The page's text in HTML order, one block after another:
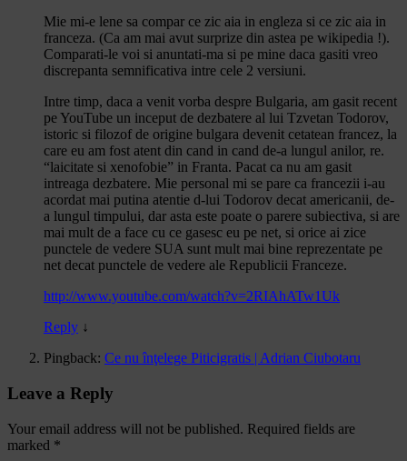
Mie mi-e lene sa compar ce zic aia in engleza si ce zic aia in
franceza. (Ca am mai avut surprize din astea pe wikipedia !).
Comparati-le voi si anuntati-ma si pe mine daca gasiti vreo
discrepanta semnificativa intre cele 2 versiuni.
Intre timp, daca a venit vorba despre Bulgaria, am gasit recent
pe YouTube un inceput de dezbatere al lui Tzvetan Todorov,
istoric si filozof de origine bulgara devenit cetatean francez, la
care eu am fost atent din cand in cand de-a lungul anilor, re.
“laicitate si xenofobie” in Franta. Pacat ca nu am gasit
intreaga dezbatere. Mie personal mi se pare ca francezii i-au
acordat mai putina atentie d-lui Todorov decat americanii, de-
a lungul timpului, dar asta este poate o parere subiectiva, si are
mai mult de a face cu ce gasesc eu pe net, si orice ai zice
punctele de vedere SUA sunt mult mai bine reprezentate pe
net decat punctele de vedere ale Republicii Franceze.
http://www.youtube.com/watch?v=2RIAhATw1Uk
Reply ↓
Pingback: Ce nu înţelege Piticigratis | Adrian Ciubotaru
Leave a Reply
Your email address will not be published. Required fields are
marked *